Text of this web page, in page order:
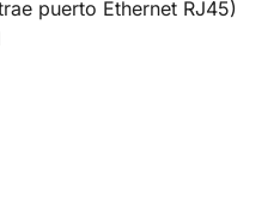
puerto Ethernet RJ45)